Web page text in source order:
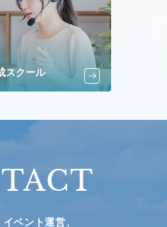
スクール
ベント運営、